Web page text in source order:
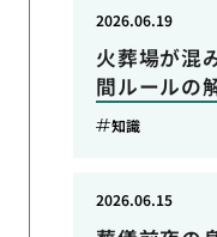
火葬場が混
間ルールの
2026.06.19
知識
2026.06.15